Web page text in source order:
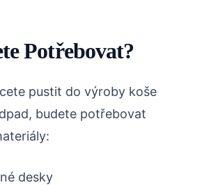
Potřebovat?
pustit do výroby koše
budete potřebovat
desky